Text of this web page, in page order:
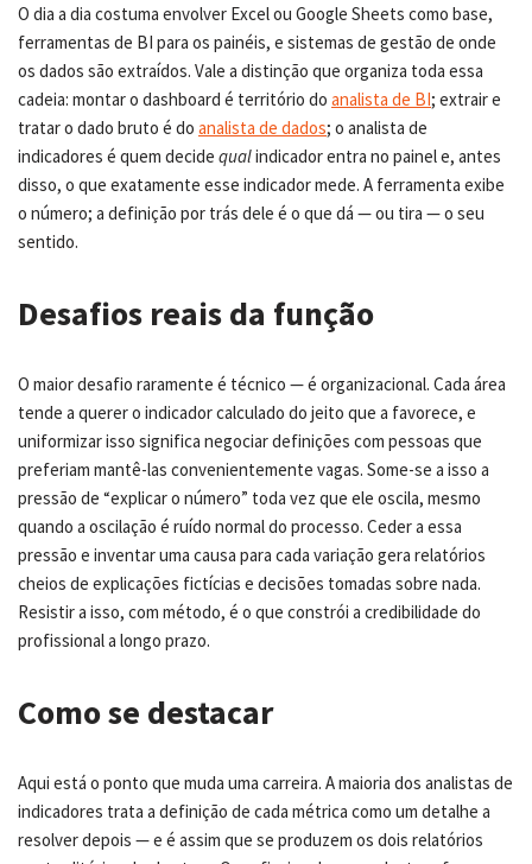
O dia a dia costuma envolver Excel ou Google Sheets como base,
ferramentas de BI para os painéis, e sistemas de gestão de onde
os dados são extraídos. Vale a distinção que organiza toda essa
cadeia: montar o dashboard é território do analista de BI; extrair e
tratar o dado bruto é do analista de dados; o analista de
indicadores é quem decide qualindicador entra no painel e, antes
disso, o que exatamente esse indicador mede. A ferramenta exibe
o número; a definição por trás dele é o que dá — ou tira — o seu
sentido.
Desafios reais da função
O maior desafio raramente é técnico — é organizacional. Cada área
tende a querer o indicador calculado do jeito que a favorece, e
uniformizar isso significa negociar definições com pessoas que
preferiam mantê-las convenientemente vagas. Some-se a isso a
pressão de “explicar o número” toda vez que ele oscila, mesmo
quando a oscilação é ruído normal do processo. Ceder a essa
pressão e inventar uma causa para cada variação gera relatórios
cheios de explicações fictícias e decisões tomadas sobre nada.
Resistir a isso, com método, é o que constrói a credibilidade do
profissional a longo prazo.
Como se destacar
Aqui está o ponto que muda uma carreira. A maioria dos analistas de
indicadores trata a definição de cada métrica como um detalhe a
resolver depois — e é assim que se produzem os dois relatórios